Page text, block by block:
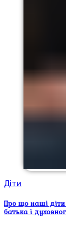
Діти
Про що наші
батька і